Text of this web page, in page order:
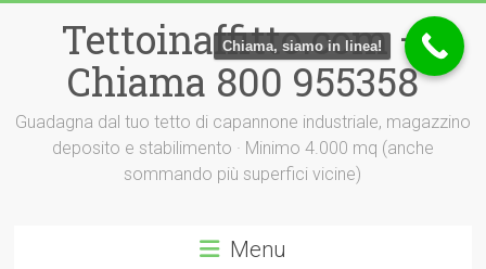
contenutoTettoinaffitto.com –
Chiama 800 955358
Guadagna dal tuo tetto di capannone industriale, magazzino
deposito e stabilimento · Minimo 4.000 mq (anche
sommando più superfici vicine)
Menu
Chiama, siamo in linea!